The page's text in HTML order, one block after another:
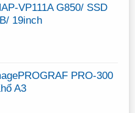
VP111A G850/ SSD
19inch
PRO-300
A3